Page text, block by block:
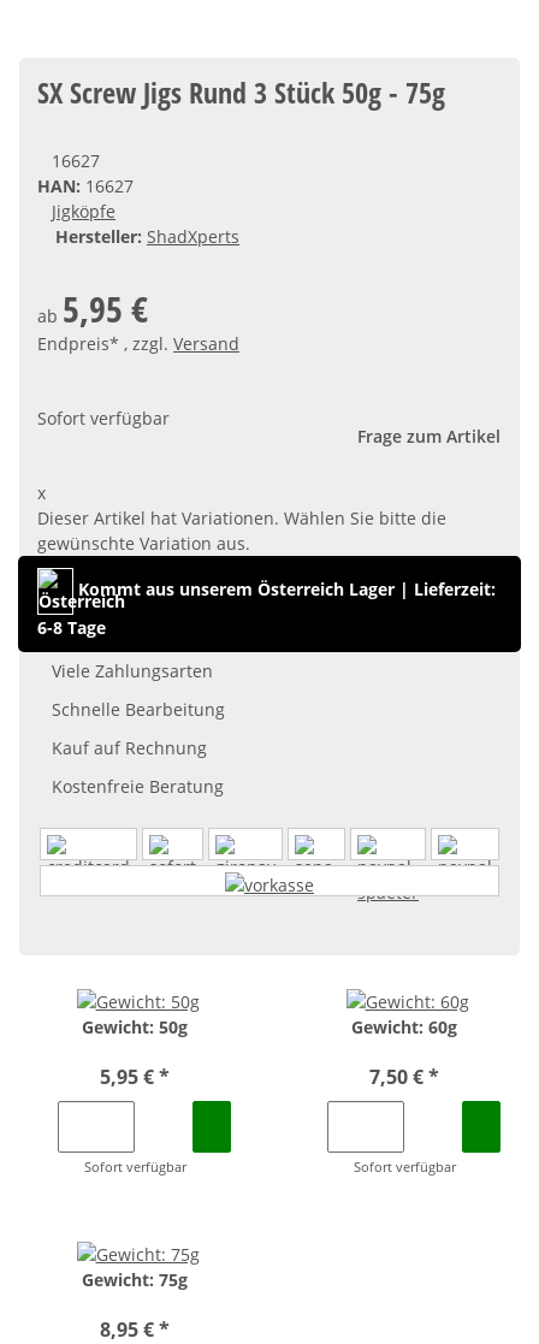
SX Screw Jigs Rund 3 Stück 50g - 75g
16627
HAN: 16627
Jigköpfe
Hersteller: ShadXperts
ab 5,95 €
Endpreis* , zzgl. Versand
Sofort verfügbar
Frage zum Artikel
x
Dieser Artikel hat Variationen. Wählen Sie bitte die
gewünschte Variation aus.
Kommt aus unserem Österreich Lager | Lieferzeit:
6-8 Tage
Viele Zahlungsarten
Schnelle Bearbeitung
Kauf auf Rechnung
Kostenfreie Beratung
Gewicht: 50g
5,95 €*
Sofort verfügbar
Gewicht: 60g
7,50 €*
Sofort verfügbar
Gewicht: 75g
8,95 €*